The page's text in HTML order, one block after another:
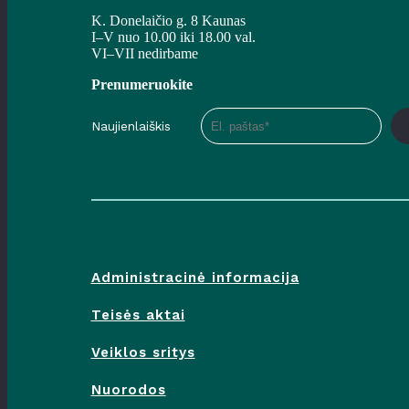
VI–VII nedirbame
K. Donelaičio g. 8 Kaunas
VI–VII nedirbame
Prenumeruokite
Administracinė informacija
Teisės aktai
Veiklos sritys